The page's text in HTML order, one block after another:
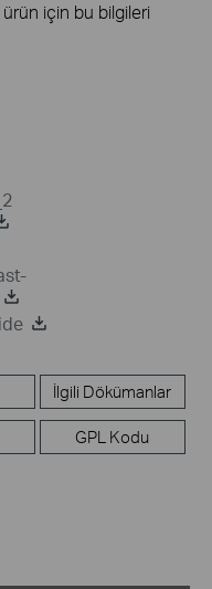
ürün için bu bilgileri
İlgili Dökümanlar
GPL Kodu